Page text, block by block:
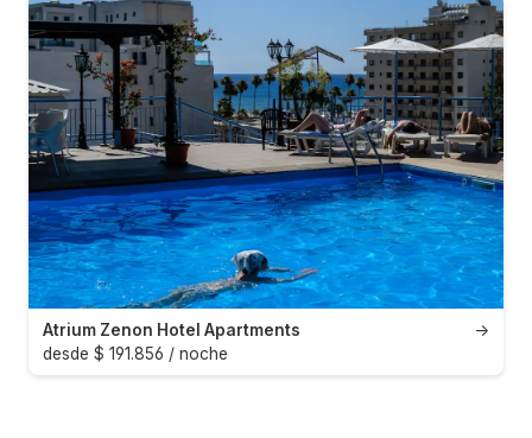
→
Atrium Zenon Hotel Apartments
desde $ 191.856 / noche